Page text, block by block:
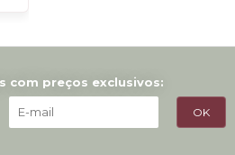
com preços exclusivos: